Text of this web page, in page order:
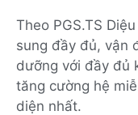
Theo PGS.TS
sung đầy đủ, vận
dưỡng với đầy đủ
tăng cường hệ
diện nhất.